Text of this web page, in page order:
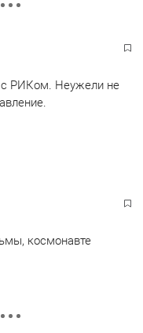
с РИКом. Неужели не
космонавте